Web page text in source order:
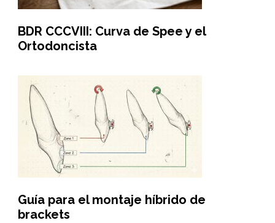
BDR CCCVIII: Curva de Spee y el
Ortodoncista
Guía para el montaje híbrido de
brackets